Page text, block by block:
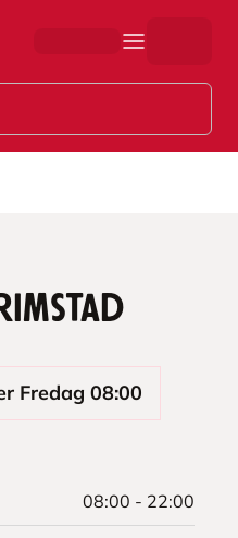
Fredag 08:00
08:00 - 22:00